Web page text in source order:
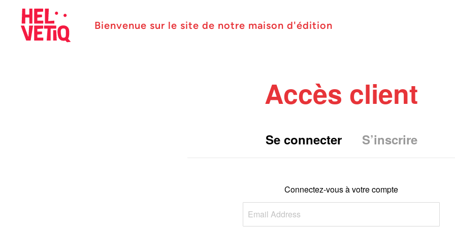
Bienvenue sur le site de notre maison d'édition
Accès client
Se connecter S’inscrire
Connectez-vous à votre compte